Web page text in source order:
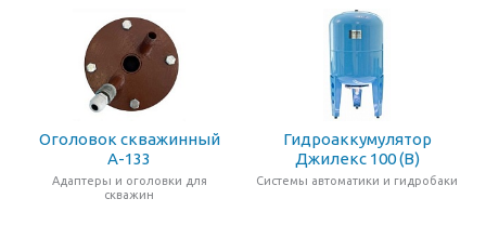
Оголовок скважинный
А-133
Адаптеры и оголовки для
скважин
Гидроаккумулятор
Джилекс 100 (В)
Системы автоматики и гидробаки